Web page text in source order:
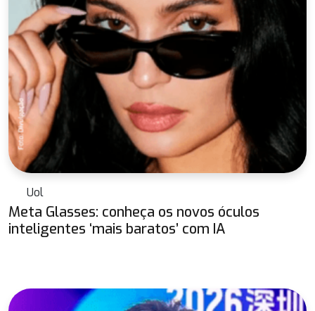
Uol
Meta Glasses: conheça os novos óculos
inteligentes ‘mais baratos’ com IA